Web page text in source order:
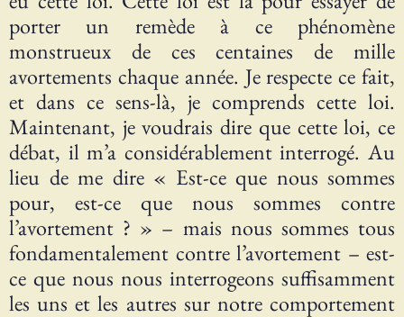
porter un remède à ce phénomène
monstrueux de ces centaines de mille
avortements chaque année. Je respecte ce fait,
et dans ce sens-là, je comprends cette loi.
Maintenant, je voudrais dire que cette loi, ce
débat, il m’a considérablement interrogé. Au
lieu de me dire « Est-ce que nous sommes
pour, est-ce que nous sommes contre
l’avortement ? » – mais nous sommes tous
fondamentalement contre l’avortement – est-
ce que nous nous interrogeons suffisamment
les uns et les autres sur notre comportement